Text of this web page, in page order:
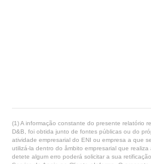
(1) A informação constante do presente relatório
D&B, foi obtida junto de fontes públicas ou do
atividade empresarial do ENI ou empresa a que
utilizá-la dentro do âmbito empresarial que
detete algum erro poderá solicitar a sua